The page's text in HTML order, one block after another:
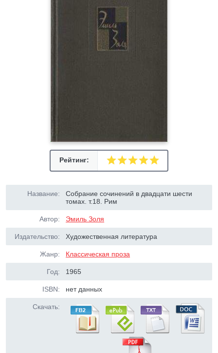
Рейтинг:
Название:
Собрание сочинений в двадцати шести
томах. т.18. Рим
Автор: Эмиль Золя
Издательство: Художественная литература
Жанр: Классическая проза
Год: 1965
ISBN: нет данных
Скачать: